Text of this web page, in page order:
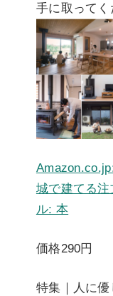
手に取ってく
城で建てる
ル: 本
価格290円
特集｜人に